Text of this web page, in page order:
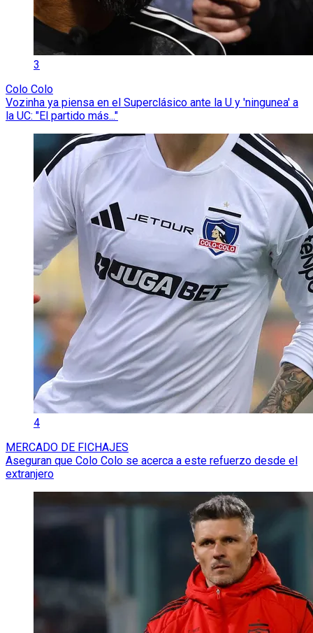
3
Colo Colo
Vozinha ya piensa en el Superclásico ante la U y 'ningunea' a
la UC: "El partido más..."
4
MERCADO DE FICHAJES
Aseguran que Colo Colo se acerca a este refuerzo desde el
extranjero